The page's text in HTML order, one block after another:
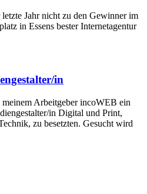
Jahr nicht zu den Gewinner im
in Essens bester Internetagentur
in
Arbeitgeber incoWEB ein
in Digital und Print,
zu besetzten. Gesucht wird